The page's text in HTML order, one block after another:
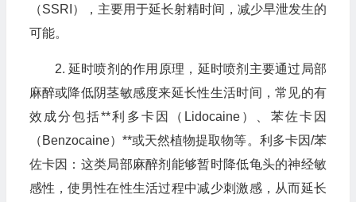
（SSRI），主要用于延长射精时间，减少早泄发生的
可能。
2. 延时喷剂的作用原理，延时喷剂主要通过局部
麻醉或降低阴茎敏感度来延长性生活时间，常见的有
效成分包括**利多卡因（Lidocaine）、苯佐卡因
（Benzocaine）**或天然植物提取物等。利多卡因/苯
佐卡因：这类局部麻醉剂能够暂时降低龟头的神经敏
感性，使男性在性生活过程中减少刺激感，从而延长